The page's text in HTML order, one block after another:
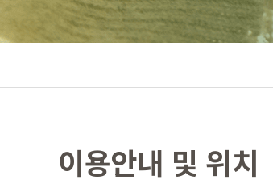
이용안내 및 위치